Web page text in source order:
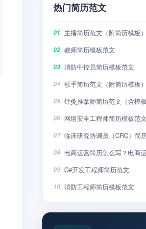
热门简历范文
01 主播简历范文（附简历模板）
02 教师简历模板范文
03 消防中控员简历模板范文
04 歌手简历范文（附简历模板）
05 针灸推拿师简历范文（含模
06 网络安全工程师简历模板范文
07
08 电商运营简历怎么写？电商
09 C#开发工程师简历范文
10 消防工程师简历模板范文